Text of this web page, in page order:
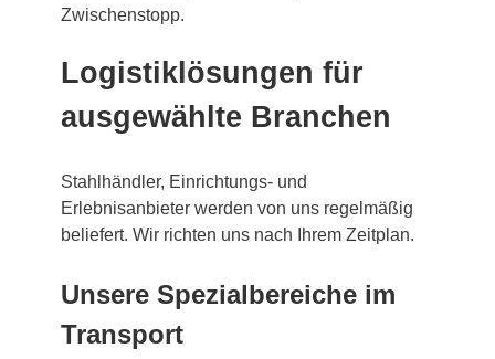
Zwischenstopp.
Logistiklösungen für
ausgewählte Branchen
Stahlhändler, Einrichtungs- und
Erlebnisanbieter werden von uns regelmäßig
beliefert. Wir richten uns nach Ihrem Zeitplan.
Unsere Spezialbereiche im
Transport